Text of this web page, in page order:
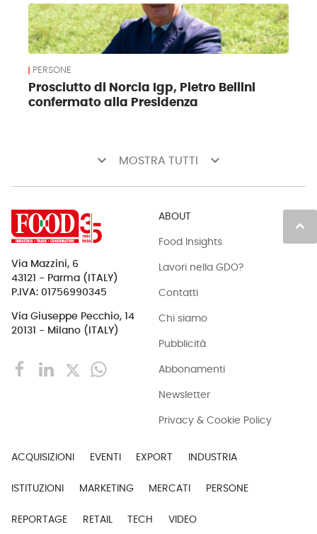
PERSONE
Prosciutto di Norcia Igp, Pietro Bellini
confermato alla Presidenza
keyboard_arrow_down MOSTRA TUTTI keyboard_arrow_down
keyboard_arrow_up
Via Mazzini, 6
43121 - Parma (ITALY)
P.IVA: 01756990345
Via Giuseppe Pecchio, 14
20131 - Milano (ITALY)
ABOUT
Food Insights
Lavori nella GDO?
Contatti
Chi siamo
Pubblicità
Abbonamenti
Newsletter
Privacy & Cookie Policy
ACQUISIZIONI EVENTI EXPORT INDUSTRIA
ISTITUZIONI MARKETING MERCATI PERSONE
REPORTAGE RETAIL TECH VIDEO